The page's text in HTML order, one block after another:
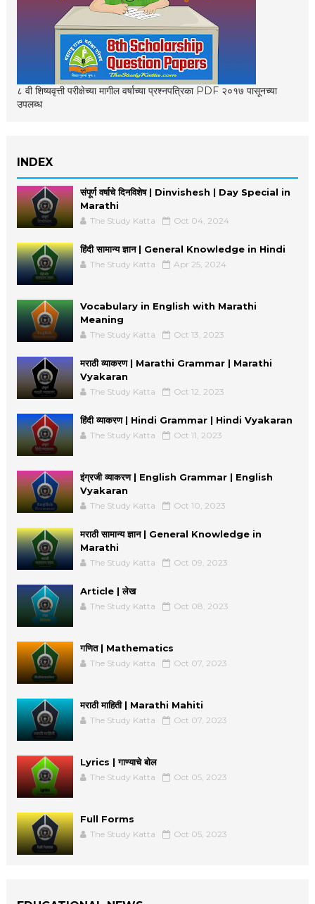
८ वी शिष्यवृत्ती परीक्षेच्या मागील वर्षाच्या प्रश्नपत्रिका PDF २०१७ पासूनच्या
उपलब्ध
INDEX
संपूर्ण वर्षाचे दिनविशेष | Dinvishesh | Day Special in
Marathi
The Study Katta Oct 04, 2024
हिंदी सामान्य ज्ञान | General Knowledge in Hindi
The Study Katta Apr 25, 2024
Vocabulary in English with Marathi
Meaning
The Study Katta Oct 13, 2023
मराठी व्याकरण | Marathi Grammar | Marathi
Vyakaran
The Study Katta Oct 12, 2023
हिंदी व्याकरण | Hindi Grammar | Hindi Vyakaran
The Study Katta Oct 11, 2023
इंग्रजी व्याकरण | English Grammar | English
Vyakaran
The Study Katta Oct 10, 2023
मराठी सामान्य ज्ञान | General Knowledge in
Marathi
The Study Katta Oct 09, 2023
Article | लेख
The Study Katta Oct 08, 2023
गणित | Mathematics
The Study Katta Oct 07, 2023
मराठी माहिती | Marathi Mahiti
The Study Katta Oct 07, 2023
Lyrics | गाण्याचे बोल
The Study Katta Oct 05, 2023
Full Forms
The Study Katta Oct 05, 2023